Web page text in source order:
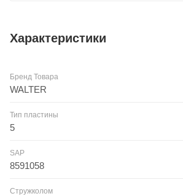
Характеристики
Бренд Товара
WALTER
Тип пластины
5
SAP
8591058
Стружколом